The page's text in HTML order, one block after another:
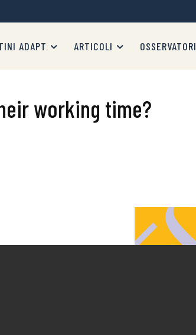
ADAPT ARTICOLI OSSERVATORI
working time?